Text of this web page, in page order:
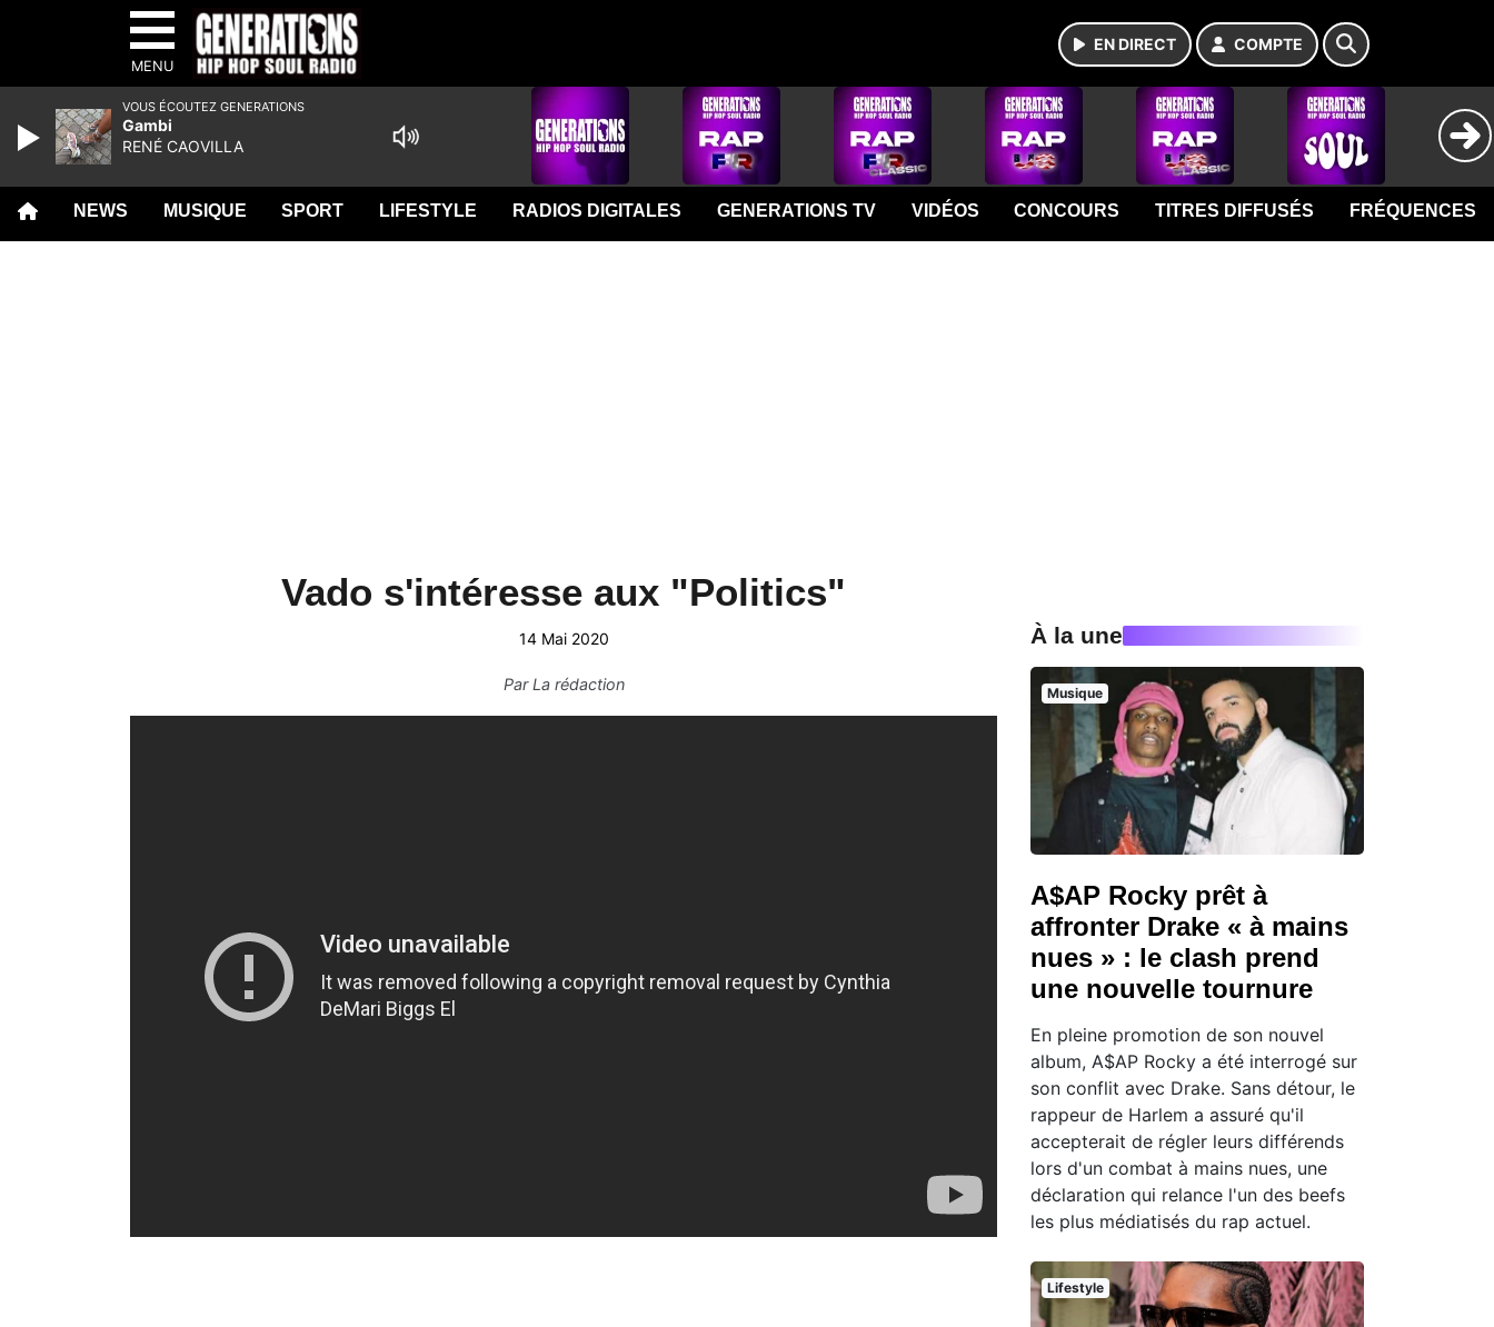
MENU
EN DIRECT COMPTE
NEWS MUSIQUE SPORT LIFESTYLE RADIOS DIGITALES GENERATIONS TV VIDÉOS CONCOURS TITRES DIFFUSÉS FRÉQUENCES
Vado s'intéresse aux "Politics"
14 Mai 2020
ParLa rédaction
À la une
Musique
A$AP Rocky prêt à
affronter Drake « à mains
nues » : le clash prend
une nouvelle tournure
En pleine promotion de son nouvel
album, A$AP Rocky a été interrogé sur
son conflit avec Drake. Sans détour, le
rappeur de Harlem a assuré qu'il
accepterait de régler leurs différends
lors d'un combat à mains nues, une
déclaration qui relance l'un des beefs
les plus médiatisés du rap actuel.
Lifestyle
VOUS ÉCOUTEZ GENERATIONS
Gambi
RENÉ CAOVILLA